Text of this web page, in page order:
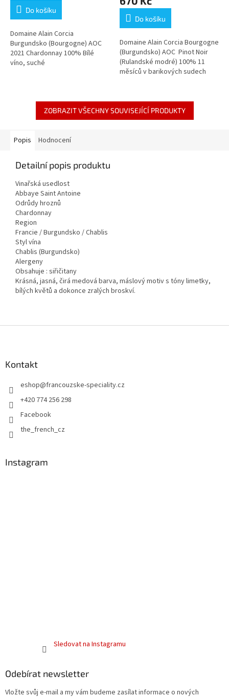
5,0
5
hvězdiček.
Do košíku
Domaine Alain Corcia
Burgundsko (Bourgogne) AOC
2021 Chardonnay 100% Bílé
víno, suché
Do košíku
Domaine Alain Corcia Bourgogne
(Burgundsko) AOC Pinot Noir
(Rulandské modré) 100% 11
měsíců v barikových sudech
ZOBRAZIT VŠECHNY SOUVISEJÍCÍ PRODUKTY
Popis Hodnocení
Detailní popis produktu
Vinařská usedlost
Abbaye Saint Antoine
Odrůdy hroznů
Chardonnay
Region
Francie / Burgundsko / Chablis
Styl vína
Chablis (Burgundsko)
Alergeny
Obsahuje : siřičitany
Krásná, jasná, čirá medová barva, máslový motiv s tóny limetky,
bílých květů a dokonce zralých broskví.
Kontakt
eshop@francouzske-speciality.cz
+420 774 256 298
Facebook
the_french_cz
Instagram
Sledovat na Instagramu
Odebírat newsletter
Vložte svůj e-mail a my vám budeme zasílat informace o nových